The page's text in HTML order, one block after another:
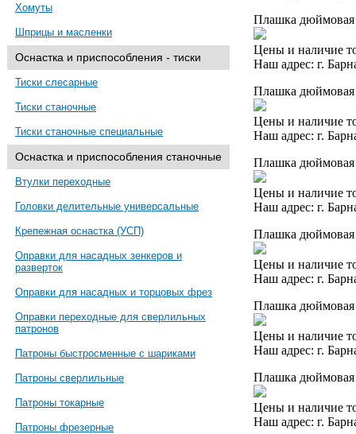
Хомуты
Шприцы и масленки
Оснастка и приспособления - тиски
Тиски слесарные
Тиски станочные
Тиски станочные специальные
Оснастка и приспособления станочные
Втулки переходные
Головки делительные универсальные
Крепежная оснастка (УСП)
Оправки для насадных зенкеров и
разверток
Оправки для насадных и торцовых фрез
Оправки переходные для сверлильных
патронов
Патроны быстросменные с шариками
Патроны сверлильные
Патроны токарные
Патроны фрезерные
Плашка
Цены и наличие
Наш адрес: г.
Плашка
Цены и наличие
Наш адрес: г.
Плашка
Цены и наличие
Наш адрес: г.
Плашка
Цены и наличие
Наш адрес: г.
Плашка
Цены и наличие
Наш адрес: г.
Плашка
Цены и наличие
Наш адрес: г.